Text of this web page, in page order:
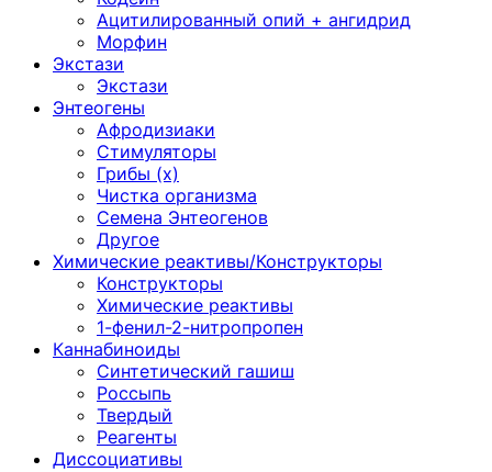
Ацитилированный опий + ангидрид
Морфин
Экстази
Экстази
Энтеогены
Афродизиаки
Стимуляторы
Грибы (х)
Чистка организма
Семена Энтеогенов
Другое
Химические реактивы/Конструкторы
Конструкторы
Химические реактивы
1-фенил-2-нитропропен
Каннабиноиды
Синтетический гашиш
Россыпь
Твердый
Реагенты
Диссоциативы